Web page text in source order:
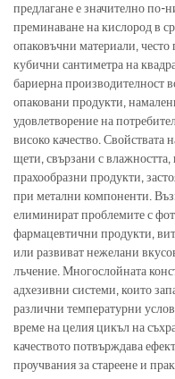
предлагане е значително по-
преминаване на кислород в
опаковъчни материали,
кубични сантиметра на
бариерна производителност
опаковани продукти,
удовлетворение на
високо качество. Свойствата
щети, свързани с
прахообразни продукти,
при метални компоненти.
елиминират проблемите с
фармацевтични продукти,
или развиват нежелани
лъчение. Многослойната
адхезивни системи, които
различни температурни
време на целия цикъл на
качеството потвърждава
проучвания за стареене и